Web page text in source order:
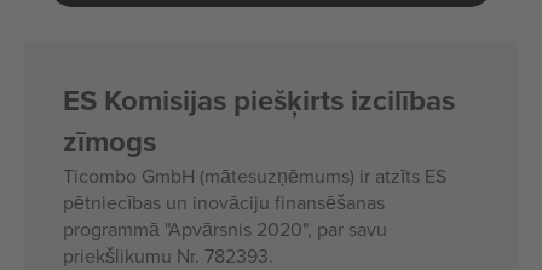
ES Komisijas piešķirts izcilības
zīmogs
Ticombo GmbH (mātesuzņēmums) ir atzīts ES
pētniecības un inovāciju finansēšanas
programmā "Apvārsnis 2020", par savu
priekšlikumu Nr. 782393.